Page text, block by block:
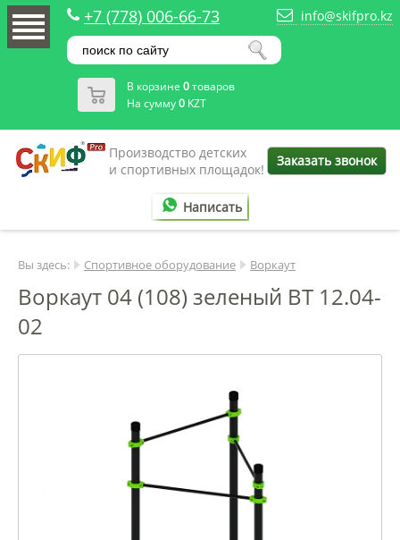
+7 (778) 006-66-73 info@skifpro.kz
В корзине 0товаров
На сумму0 KZT
Производство детских
и спортивных площадок!
Заказать звонок
Написать
Вы здесь: Спортивное оборудование Воркаут
Воркаут 04 (108) зеленый ВТ 12.04-
02